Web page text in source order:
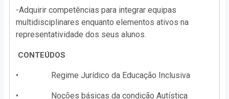
-Adquirir competências para integrar equipas
multidisciplinares enquanto elementos ativos na
representatividade dos seus alunos.
CONTEÚDOS
• Regime Jurídico da Educação Inclusiva
• Noções básicas da condição Autística